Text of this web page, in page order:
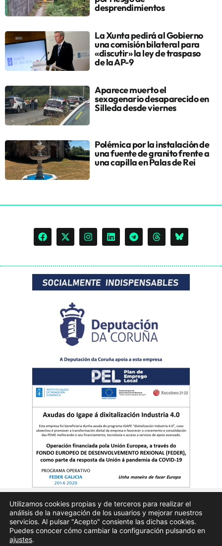
desprendimientos
La Xunta pedirá al Gobierno
una comisión bilateral para
«discutir» la ley de traspaso
de la AP-9
Aparece muerto el
sexagenario desaparecido en
Silleda desde viernes
Polémica por la instalación de
una fuente de granito frente a
una capilla en Palas de Rei
Quienes somos Publicidad Aviso Legal Politicas de privacidad
Utilizamos cookies propias y de terceros para realizar el
análisis de la navegación de los usuarios y mejorar nuestros
servicios. Al pulsar "Acepto" consiente las dichas cookies.
Puedes conocer cómo cambiar la configuración pulsando en
ajustes.